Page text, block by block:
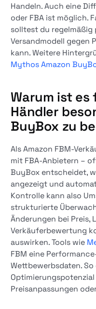
Handeln. Auch eine
oder FBA ist möglich.
solltest du regelmäßig
Versandmodell gegen
kann. Weitere
Mythos Amazon
Warum ist es
Händler
BuyBox zu
Als Amazon FBM-
mit FBA-Anbietern –
BuyBox entscheidet,
angezeigt und
Kontrolle kann also
strukturierte
Änderungen bei Preis,
Verkäuferbewertung
auswirken. Tools wie
FBM eine
Wettbewerbsdaten.
Optimierungspotenzial
Preisanpassungen